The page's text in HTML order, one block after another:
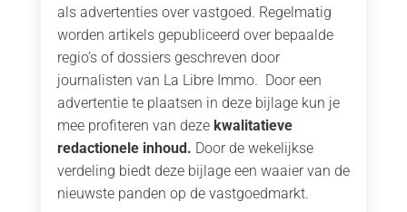
als advertenties over vastgoed. Regelmatig
worden artikels gepubliceerd over bepaalde
regio’s of dossiers geschreven door
journalisten van La Libre Immo. Door een
advertentie te plaatsen in deze bijlage kun je
mee profiteren van deze kwalitatieve
redactionele inhoud. Door de wekelijkse
verdeling biedt deze bijlage een waaier van de
nieuwste panden op de vastgoedmarkt.